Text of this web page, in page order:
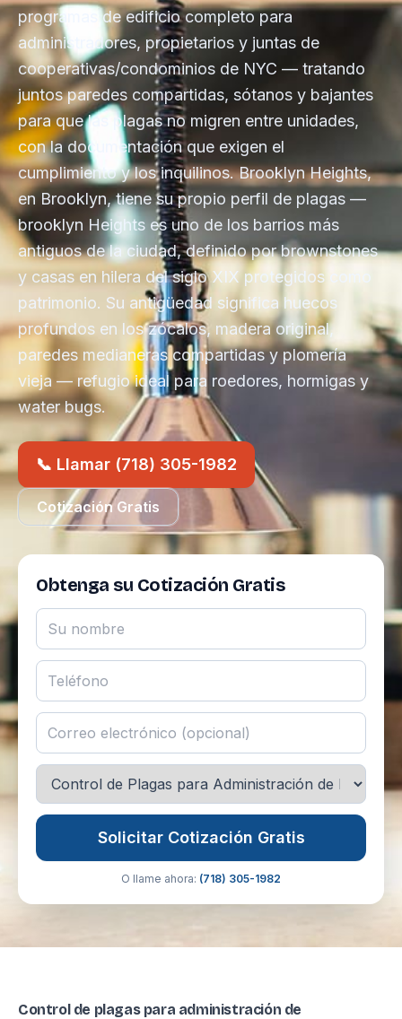
programas de edificio completo para
administradores, propietarios y juntas de
cooperativas/condominios de NYC — tratando
juntos paredes compartidas, sótanos y bajantes
para que las plagas no migren entre unidades,
con la documentación que exigen el
cumplimiento y los inquilinos. Brooklyn Heights,
en Brooklyn, tiene su propio perfil de plagas —
brooklyn Heights es uno de los barrios más
antiguos de la ciudad, definido por brownstones
y casas en hilera del siglo XIX protegidos como
patrimonio. Su antigüedad significa huecos
profundos en los zócalos, madera original,
paredes medianeras compartidas y plomería
vieja — refugio ideal para roedores, hormigas y
water bugs.
📞 Llamar (718) 305-1982
Cotización Gratis
Obtenga su Cotización Gratis
Solicitar Cotización Gratis
O llame ahora: (718) 305-1982
Control de plagas para administración de